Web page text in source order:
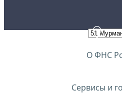
О ФНС
Сервисы и